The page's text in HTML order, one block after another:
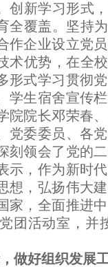
创新学习形式
全覆盖。坚持
作企业设立党
术优势，在全
形式学习贯彻
学生宿舍宣传
院院长邓荣春
党委委员、各
刻领会了党的
示，作为新时
想，弘扬伟大
家，全面推进
团活动室，并
做好组织发展